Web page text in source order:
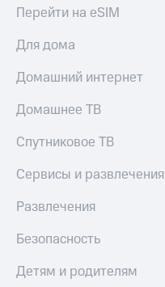
Перейти на eSIM
Для дома
Домашний интернет
Домашнее ТВ
Спутниковое ТВ
Сервисы и развлечения
Развлечения
Безопасность
Детям и родителям